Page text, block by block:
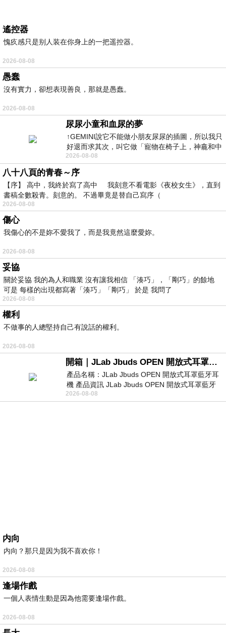
遙控器
愧疚感只是别人装在你身上的一把遥控器。
2026-08-08
愚蠢
沒有實力，卻想表現善良，那就是愚蠢。
2026-08-08
尿尿小童和血尿的夢
↑GEMINI說它不能做小朋友尿尿的插圖，所以我只
好退而求其次，叫它做「寵物在椅子上，神龕和中
年人臉孔」的畫了。 六月底
2026-08-08
八十八頁的青春～序
【序】 高中，我終於寫了高中 我刻意不看電影《夜校女生》，直到
書稿全數殺青。刻意的。 不過畢竟是替自己寫序（
2026-08-08
傷心
我傷心的不是妳不愛我了，而是我竟然這麼愛妳。
2026-08-08
妥協
關於妥協 我的為人和職業 沒有讓我相信 「湊巧」，「剛巧」的餘地
可是 每樣的出現都寫著「湊巧」「剛巧」 於是 我問了
2026-08-08
權利
不做事的人總堅持自己有說話的權利。
2026-08-08
開箱｜JLab Jbuds OPEN 開放式耳罩藍牙耳機 - 設計美學，輕巧、透氣、環境音全物理達成！
產品名稱：JLab Jbuds OPEN 開放式耳罩藍牙耳
機 產品資訊 JLab Jbuds OPEN 開放式耳罩藍牙
耳機評語：非常有特色，值得喜愛美型工
2026-08-08
内向
内向？那只是因为我不喜欢你！
2026-08-08
逢場作戲
一個人表情生動是因為他需要逢場作戲。
2026-08-08